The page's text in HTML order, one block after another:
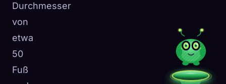
Durchmesser
von
etwa
50
Fuß